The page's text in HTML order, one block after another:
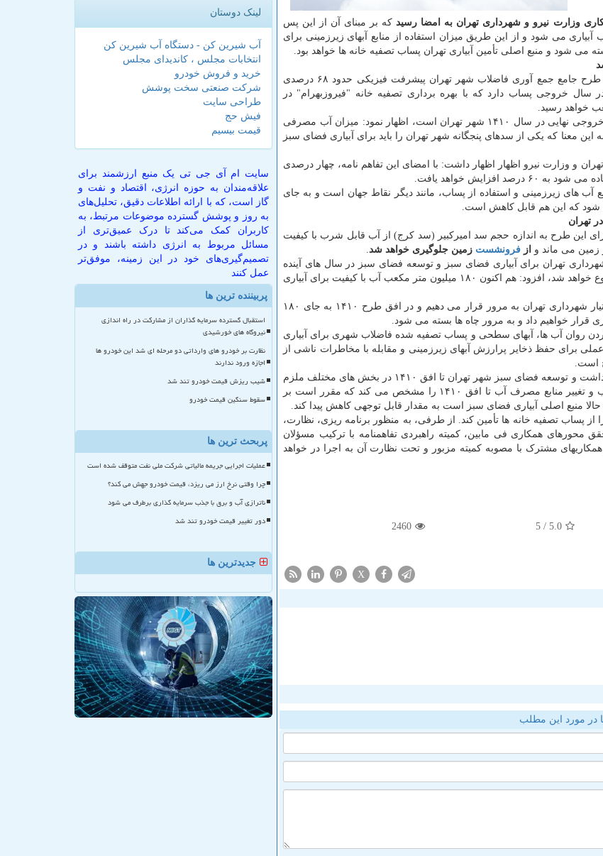
وزارت نیرو و شهرداری تهران به امضا رسید که بر مبنای آن از این پس
می شود و از این طریق میزان استفاده از منابع آبهای زیرزمینی برای
در همین رابطه تقی زاده خامسی معاون وزیر نیرو اظهار داشت: طرح جامع جمع آوری فاضلاب شهر تهران پیشرفت فیزیکی حدود ۶۸ درصدی
حدود ۲۵۰ میلیون متر مکعب در سال خروجی پساب دارد که با بهره برداری تصفیه خانه "فیروزبهرام" در
وی با اشاره به اینکه این بخشی از ۷۷۸ میلیون متر مکعب پساب خروجی نهایی در سال ۱۴۱۰ شهر تهران است، اظهار نمود: میزان آب مصرفی
معنا که یکی از سدهای پنجگانه شهر تهران را باید برای آبیاری فضای سبز
تهران و وزارت نیرو اظهار اظهار داشت: با امضای این تفاهم نامه، چهار درصدی
خواهد یافت.
های زیرزمینی و استفاده از پساب، مانند دیگر نقاط جهان است و به جای
این طرح به اندازه حجم سد امیرکبیر (سد کرج) از آب قابل شرب با کیفیت
می ماند و از فرونشست زمین جلوگیری خواهد شد.
تهران برای آبیاری فضای سبز و توسعه فضای سبز در سال های آینده
قرار می گیرد، اظهار نمود: کار اجرایی این سد مجازی از فردا شروع خواهد شد، افزود: هم اکنون ۱۸۰ میلیون متر مکعب آب با کیفیت برای آبیاری
وزیر نیرو اضافه کرد: به میزان مورد نیاز پساب تصفیه شده در اختیار شهرداری تهران به مرور قرار می دهیم و در افق طرح ۱۴۱۰ به جای ۱۸۰
روان آب ها، آبهای سطحی و پساب تصفیه شده فاضلاب شهری برای آبیاری
برای حفظ ذخایر پرارزش آبهای زیرزمینی و مقابله با مخاطرات ناشی از
است.
این تفاهمنامه دو طرف را بر مبنای برنامه تنظیم شده در جهت نگهداشت و توسعه فضای سبز شهر تهران تا افق ۱۴۱۰ در بخش های مختلف ملزم
و برنامه توسعه پیشنهادی فضای سبز شهر تهران، منابع مصرف آب و تغییر منابع مصرف آب تا افق ۱۴۱۰ را مشخص می کند که مقرر است بر
حالا منبع اصلی آبیاری فضای سبز است به مقدار قابل توجهی کاهش پیدا کند.
پساب تصفیه خانه ها تأمین کند. از طرفی، به منظور برنامه ریزی، نظارت،
همکاری فی مابین، کمیته راهبردی تفاهمنامه با ترکیب مسؤلان
مشترک با مصوبه کمیته مزبور و تحت نظارت آن به اجرا در خواهد
5.0
/ 5
2460
X
در مورد این مطلب
لینک دوستان
آب شیرین کن - دستگاه آب شیرین کن
انتخابات مجلس ، کاندیدای مجلس
خرید و فروش خودرو
شرکت صنعتی سخت پوشش
طراحی سایت
فیش حج
قیمت بیسیم
سایت ام آی جی تی یک منبع ارزشمند برای
علاقه‌مندان به حوزه انرژی، اقتصاد و نفت و
گاز است، که با ارائه اطلاعات دقیق، تحلیل‌های
به روز و پوشش گسترده موضوعات مرتبط، به
کاربران کمک می‌کند تا درک عمیق‌تری از
مسائل مربوط به انرژی داشته باشند و در
تصمیم‌گیری‌های خود در این زمینه، موفق‌تر
عمل کنند
پربیننده ترین ها
استقبال گسترده سرمایه گذاران از مشارکت در راه اندازی
نیروگاه های خورشیدی
نظارت بر خودرو های وارداتی دو مرحله ای شد این خودرو ها
اجازه ورود ندارند
شیب ریزش قیمت خودرو تند شد
سقوط سنگین قیمت خودرو
پربحث ترین ها
عملیات اجرایی جریمه مالیاتی شرکت ملی نفت متوقف شده است
چرا وقتی نرخ ارز می ریزد، قیمت خودرو جهش می کند؟
ناترازی آب و برق با جذب سرمایه گذاری برطرف می شود
دور تغییر قیمت خودرو تند شد
جدیدترین ها